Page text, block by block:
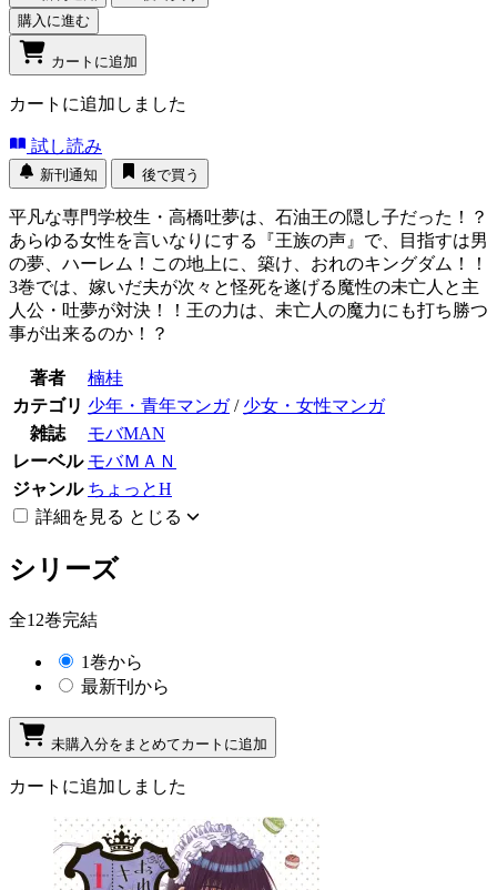
購入に進む
カートに追加
カートに追加しました
試し読み
新刊通知 後で買う
平凡な専門学校生・高橋吐夢は、石油王の隠し子だった！？
あらゆる女性を言いなりにする『王族の声』で、目指すは男
の夢、ハーレム！この地上に、築け、おれのキングダム！！
3巻では、嫁いだ夫が次々と怪死を遂げる魔性の未亡人と主
人公・吐夢が対決！！王の力は、未亡人の魔力にも打ち勝つ
事が出来るのか！？
著者
楠桂
カテゴリ 少年・青年マンガ/ 少女・女性マンガ
雑誌
モバMAN
レーベル モバＭＡＮ
ジャンル ちょっとH
詳細を見る とじる
シリーズ
全12巻完結
1巻から
最新刊から
未購入分をまとめてカートに追加
カートに追加しました